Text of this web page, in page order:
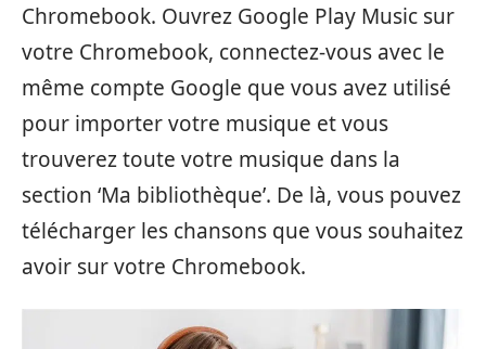
Chromebook. Ouvrez Google Play Music sur
votre Chromebook, connectez-vous avec le
même compte Google que vous avez utilisé
pour importer votre musique et vous
trouverez toute votre musique dans la
section ‘Ma bibliothèque’. De là, vous pouvez
télécharger les chansons que vous souhaitez
avoir sur votre Chromebook.